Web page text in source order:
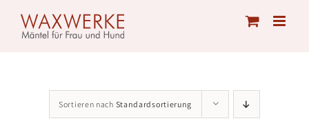
content
Sortieren nach Standardsortierung